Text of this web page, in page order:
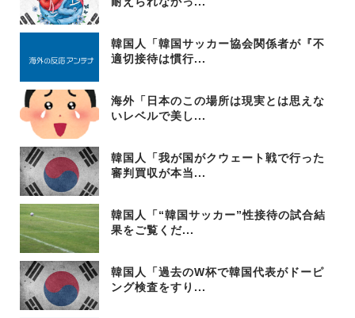
韓国人「韓国サッカー協会関係者が『不
適切接待は慣行...
海外「日本のこの場所は現実とは思えな
いレベルで美し...
韓国人「我が国がクウェート戦で行った
審判買収が本当...
韓国人「“韓国サッカー”性接待の試合結
果をご覧くだ...
韓国人「過去のW杯で韓国代表がドーピ
ング検査をすり...